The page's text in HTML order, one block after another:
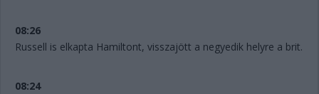
08:26
Russell is elkapta Hamiltont, visszajött a negyedik helyre a brit.
08:24